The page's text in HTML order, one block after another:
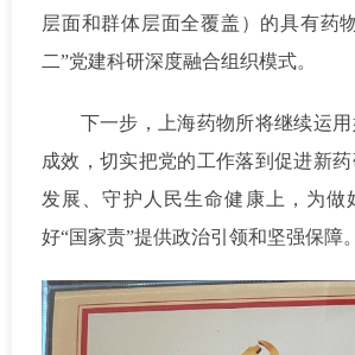
层面和群体层面全覆盖）的具有药
二”党建科研深度融合组织模式。
下一步，上海药物所将继续运用
成效，切实把党的工作落到促进新
发展、守护人民生命健康上，为做
好“国家责”提供政治引领和坚强保障。